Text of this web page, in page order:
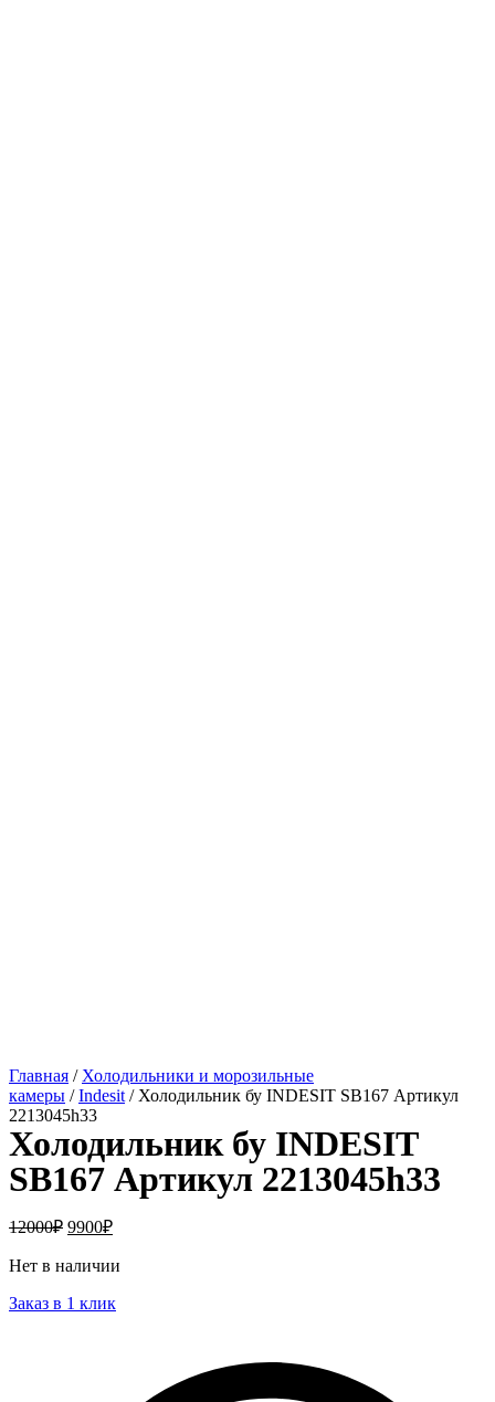
Главная / Холодильники и морозильные
камеры /Indesit / Холодильник бу INDESIT SB167 Артикул
2213045h33
Холодильник бу INDESIT
SB167 Артикул 2213045h33
12000₽ 9900₽
Нет в наличии
Заказ в 1 клик